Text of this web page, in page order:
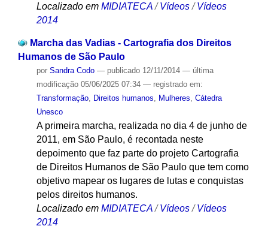
Localizado em MIDIATECA /Vídeos /Vídeos
2014
Marcha das Vadias - Cartografia dos Direitos
Humanos de São Paulo
por Sandra Codo — publicado12/11/2014 — última
modificação05/06/2025 07:34 — registrado em:
Transformação, Direitos humanos, Mulheres, Cátedra
Unesco
A primeira marcha, realizada no dia 4 de junho de
2011, em São Paulo, é recontada neste
depoimento que faz parte do projeto Cartografia
de Direitos Humanos de São Paulo que tem como
objetivo mapear os lugares de lutas e conquistas
pelos direitos humanos.
Localizado em MIDIATECA /Vídeos /Vídeos
2014